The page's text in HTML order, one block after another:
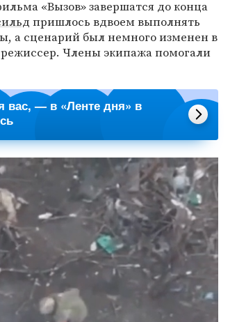
«Вызов» завершатся до конца
пришлось вдвоем выполнять
а сценарий был немного изменен в
Члены экипажа помогали
вас, — в «Ленте дня» в